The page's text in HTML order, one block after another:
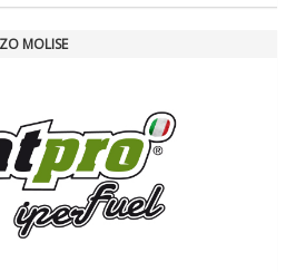
traccia il bilancio della stagione
MOLISE